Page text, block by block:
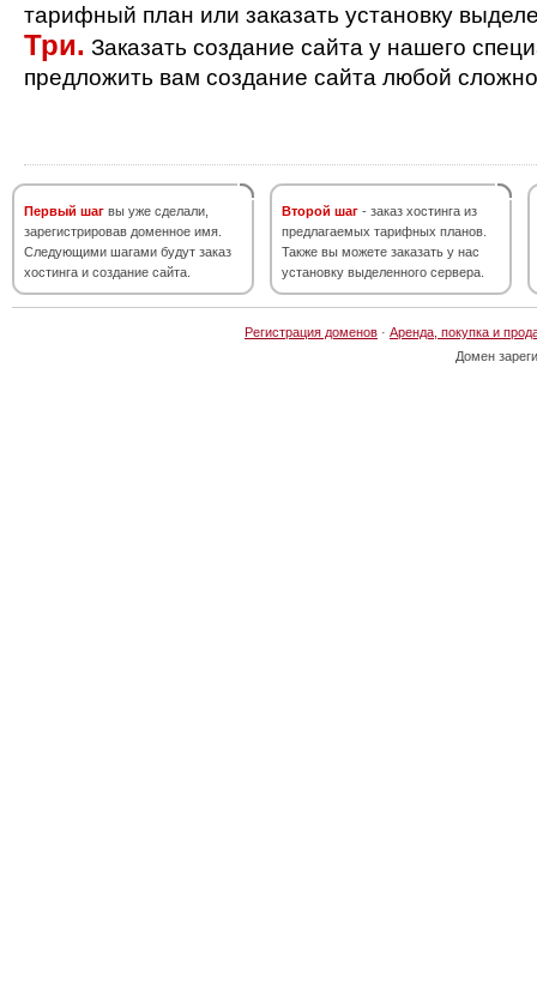
тарифный план или заказать установку
Три. Заказать создание сайта у нашего
предложить вам создание сайта любой
Первый шаг вы уже сделали,
зарегистрировав доменное имя.
Следующими шагами будут заказ
хостинга и создание сайта.
Второй шаг - заказ хостинга из
предлагаемых тарифных планов.
Также вы можете заказать у нас
установку выделенного сервера.
Регистрация доменов · Аренда, покупка и
Домен